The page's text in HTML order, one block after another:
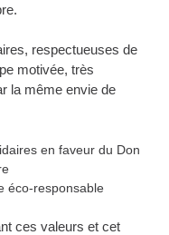
respectueuses de
motivée, très
la même envie de
en faveur du Don
éco-responsable
ces valeurs et cet